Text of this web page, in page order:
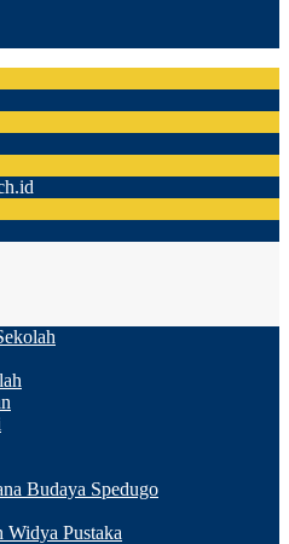
Budaya Spedugo
Widya Pustaka